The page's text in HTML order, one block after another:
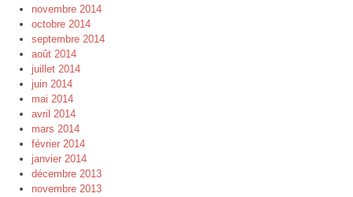
novembre 2014
octobre 2014
septembre 2014
août 2014
juillet 2014
juin 2014
mai 2014
avril 2014
mars 2014
février 2014
janvier 2014
décembre 2013
novembre 2013